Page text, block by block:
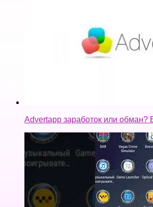
Advertapp заработок или обман?